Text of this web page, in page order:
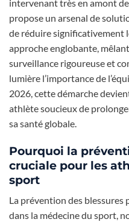
intervenant très en amont
propose un arsenal de
de réduire significativement
approche englobante,
surveillance rigoureuse et
lumière l’importance de
2026, cette démarche
athlète soucieux de
sa santé globale.
Pourquoi la
cruciale pour les
sport
La prévention des
dans la médecine du sport,